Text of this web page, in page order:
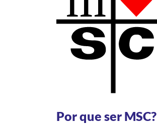
Por que ser MSC?